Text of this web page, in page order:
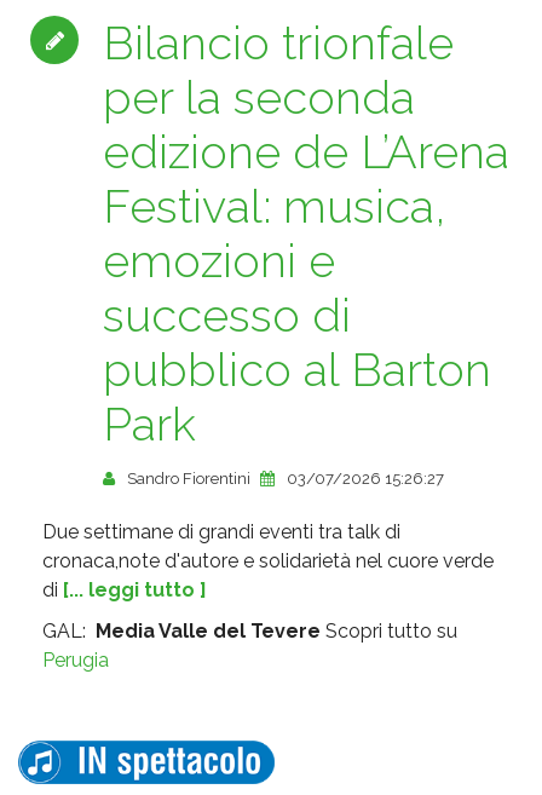
Bilancio trionfale
per la seconda
edizione de L’Arena
Festival: musica,
emozioni e
successo di
pubblico al Barton
Park
Sandro Fiorentini 03/07/2026 15:26:27
Due settimane di grandi eventi tra talk di
cronaca,note d'autore e solidarietà nel cuore verde
di [... leggi tutto ]
GAL: Media Valle del Tevere Scopri tutto su
Perugia